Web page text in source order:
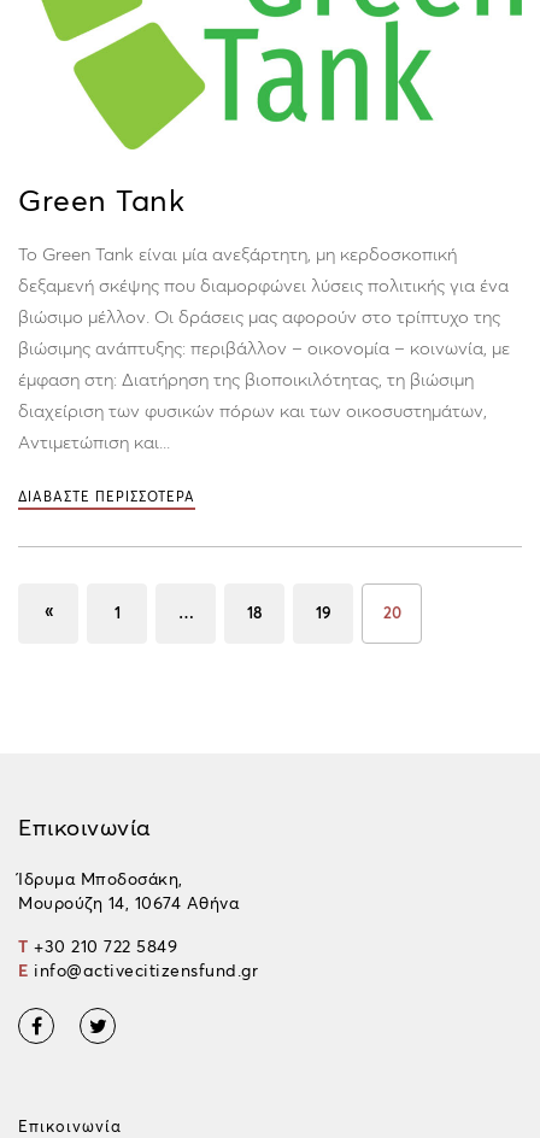
Green Tank
Το Green Tank είναι μία ανεξάρτητη, μη κερδοσκοπική
δεξαμενή σκέψης που διαμορφώνει λύσεις πολιτικής για ένα
βιώσιμο μέλλον. Οι δράσεις μας αφορoύν στο τρίπτυχο της
βιώσιμης ανάπτυξης: περιβάλλον – οικονομία – κοινωνία, με
έμφαση στη: Διατήρηση της βιοποικιλότητας, τη βιώσιμη
διαχείριση των φυσικών πόρων και των οικοσυστημάτων,
Αντιμετώπιση και...
ΔΙΑΒΑΣΤΕ ΠΕΡΙΣΣΟΤΕΡΑ
« 1 … 18 19 20
Επικοινωνία
Ίδρυμα Μποδοσάκη,
Μουρούζη 14, 10674 Αθήνα
T +30 210 722 5849
E info@activecitizensfund.gr
Επικοινωνία